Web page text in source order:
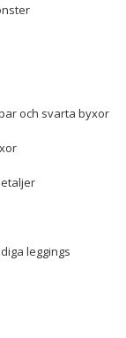
och svarta byxor
leggings